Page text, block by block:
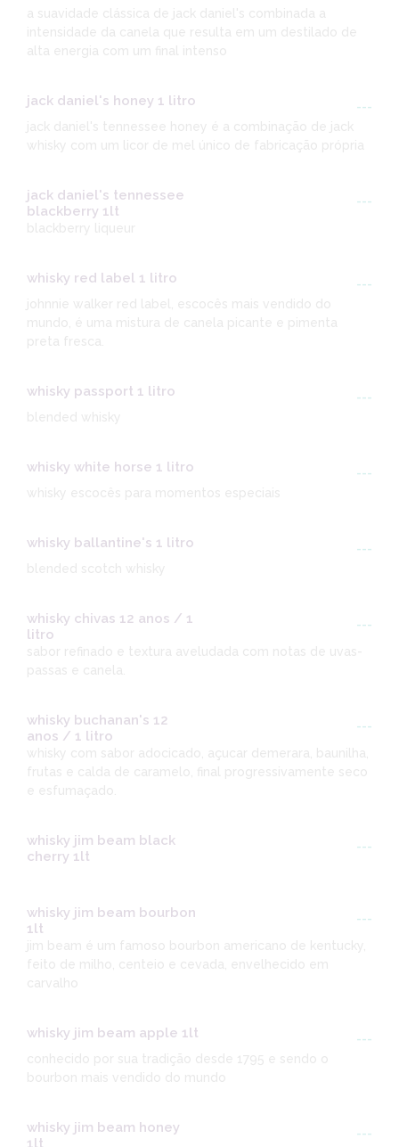
a suavidade clássica de jack daniel's combinada a
intensidade da canela que resulta em um destilado de
alta energia com um final intenso
jack daniel's honey 1 litro
---
jack daniel's tennessee honey é a combinação de jack
whisky com um licor de mel único de fabricação própria
jack daniel's tennessee
blackberry 1lt
---
blackberry liqueur
whisky red label 1 litro
---
johnnie walker red label, escocês mais vendido do
mundo, é uma mistura de canela picante e pimenta
preta fresca.
whisky passport 1 litro
---
whisky white horse 1 litro
---
whisky escocês para momentos especiais
whisky ballantine's 1 litro
---
blended scotch whisky
whisky chivas 12 anos / 1
litro
---
sabor refinado e textura aveludada com notas de uvas-
passas e canela.
whisky buchanan's 12
anos / 1 litro
---
whisky com sabor adocicado, açucar demerara, baunilha,
frutas e calda de caramelo, final progressivamente seco
whisky jim beam black
cherry 1lt
---
whisky jim beam bourbon
1lt
---
jim beam é um famoso bourbon americano de kentucky,
feito de milho, centeio e cevada, envelhecido em
carvalho
whisky jim beam apple 1lt
---
conhecido por sua tradição desde 1795 e sendo o
whisky jim beam honey
1lt
---